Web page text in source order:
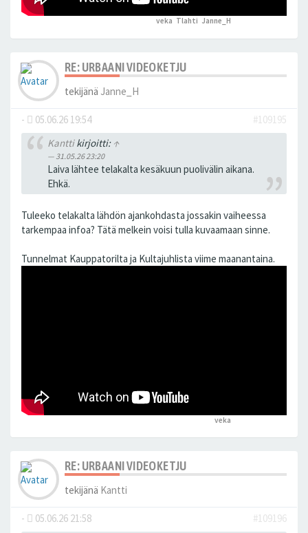
veka Tlahti Janne_H
RE: URBAANI VIDEOKETJU
tekijänä Janne_H
- 05.06.26 19:54
#109195
Kanttikirjoitti: ↑
31.05.26 23:20
Laiva lähtee telakalta kesäkuun puolivälin aikana.
Ehkä.
Tuleeko telakalta lähdön ajankohdasta jossakin vaiheessa
tarkempaa infoa? Tätä melkein voisi tulla kuvaamaan sinne.
Tunnelmat Kauppatorilta ja Kultajuhlista viime maanantaina.
veka
RE: URBAANI VIDEOKETJU
tekijänä Kantti
- 05.06.26 21:58
#109196